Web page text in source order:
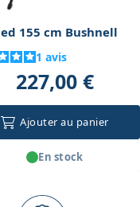
155 cm Bushnell
1 avis
227,00 €
Ajouter au panier
En stock